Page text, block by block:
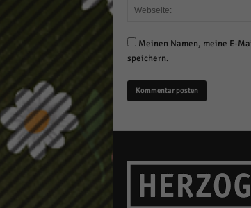
Meinen Namen, meine E-
speichern.